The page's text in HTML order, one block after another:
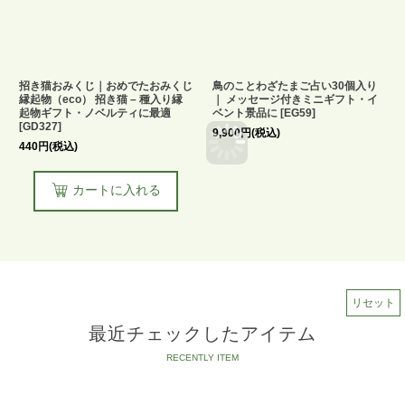
招き猫おみくじ｜おめでたおみくじ
縁起物（eco） 招き猫 – 種入り縁
起物ギフト・ノベルティに最適
[GD327]
440円(税込)
カートに入れる
鳥のことわざたまご占い30個入り
｜ メッセージ付きミニギフト・イ
ベント景品に [EG59]
9,900円(税込)
最近チェックしたアイテム
リセット